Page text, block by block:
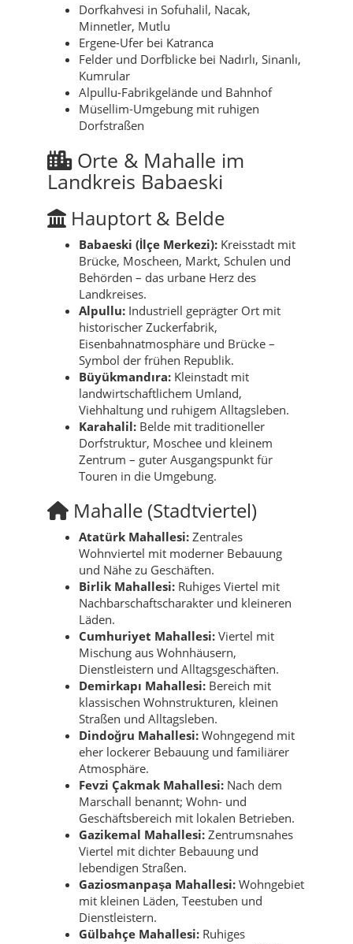
Dorfkahvesi in Sofuhalil, Nacak,
Minnetler, Mutlu
Ergene-Ufer bei Katranca
Felder und Dorfblicke bei Nadırlı, Sinanlı,
Kumrular
Alpullu-Fabrikgelände und Bahnhof
Müsellim-Umgebung mit ruhigen
Dorfstraßen
Orte & Mahalle im
Landkreis Babaeski
Hauptort & Belde
Babaeski (İlçe Merkezi): Kreisstadt mit
Brücke, Moscheen, Markt, Schulen und
Behörden – das urbane Herz des
Landkreises.
Alpullu: Industriell geprägter Ort mit
historischer Zuckerfabrik,
Eisenbahnatmosphäre und Brücke –
Symbol der frühen Republik.
Büyükmandıra: Kleinstadt mit
landwirtschaftlichem Umland,
Viehhaltung und ruhigem Alltagsleben.
Karahalil: Belde mit traditioneller
Dorfstruktur, Moschee und kleinem
Zentrum – guter Ausgangspunkt für
Touren in die Umgebung.
Mahalle (Stadtviertel)
Atatürk Mahallesi: Zentrales
Wohnviertel mit moderner Bebauung
und Nähe zu Geschäften.
Birlik Mahallesi: Ruhiges Viertel mit
Nachbarschaftscharakter und kleineren
Läden.
Cumhuriyet Mahallesi: Viertel mit
Mischung aus Wohnhäusern,
Dienstleistern und Alltagsgeschäften.
Demirkapı Mahallesi: Bereich mit
klassischen Wohnstrukturen, kleinen
Straßen und Alltagsleben.
Dindoğru Mahallesi: Wohngegend mit
eher lockerer Bebauung und familiärer
Atmosphäre.
Fevzi Çakmak Mahallesi: Nach dem
Marschall benannt; Wohn- und
Geschäftsbereich mit lokalen Betrieben.
Gazikemal Mahallesi: Zentrumsnahes
Viertel mit dichter Bebauung und
lebendigen Straßen.
Gaziosmanpaşa Mahallesi: Wohngebiet
mit kleinen Läden, Teestuben und
Dienstleistern.
Gülbahçe Mahallesi: Ruhiges